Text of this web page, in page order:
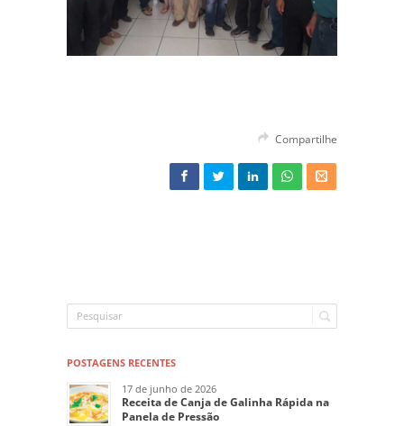
Compartilhe
POSTAGENS RECENTES
17 de junho de 2026
Receita de Canja de Galinha Rápida na
Panela de Pressão